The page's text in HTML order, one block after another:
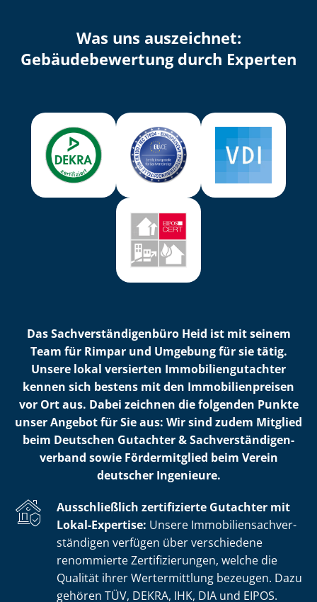
Was uns auszeichnet:
Ge­bäu­de­be­wer­tung durch Experten
Das Sach­ver­stän­di­gen­bü­ro Heid ist mit seinem
Team für Rimpar und Umgebung für sie tätig.
Unsere lokal versierten Im­mo­bi­li­en­gut­ach­ter
kennen sich bestens mit den Im­mo­bi­li­en­prei­sen
vor Ort aus. Dabei zeichnen die folgenden Punkte
unser Angebot für Sie aus: Wir sind zudem Mitglied
beim Deutschen Gutachter & Sach­ver­stän­di­gen­
ver­band sowie Fördermitglied beim Verein
deutscher Ingenieure.
Ausschließlich zertifizierte Gutachter mit
Lokal-Expertise: Unsere Im­mo­bi­li­en­sach­ver­
stän­di­gen verfügen über verschiedene
renommierte Zer­ti­fi­zie­run­gen, welche die
Qualität ihrer Wertermittlung bezeugen. Dazu
gehören TÜV, DEKRA, IHK, DIA und EIPOS.